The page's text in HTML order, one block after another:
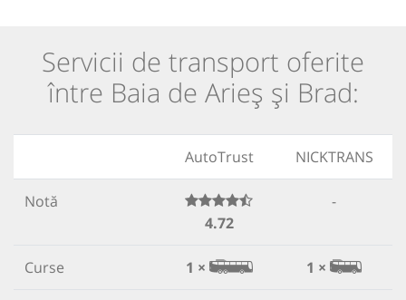
Servicii de transport oferite
între Baia de Arieș și Brad:
AutoTrust NICKTRANS
Notă
4.72
-
Curse 1 × 1 ×